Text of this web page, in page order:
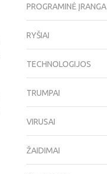
PROGRAMINĖ ĮRANGA
RYŠIAI
TECHNOLOGIJOS
TRUMPAI
VIRUSAI
ŽAIDIMAI